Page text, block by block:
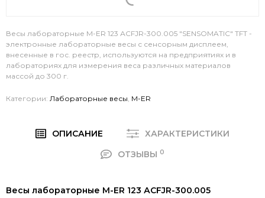
Весы лабораторные M-ER 123 АCFJR-300.005 "SENSOMATIC" TFT -
электронные лабораторные весы с сенсорным дисплеем,
внесенные в гос. реестр, используются на предприятиях и в
лабораториях для измерения веса различных материалов
массой до 300 г.
Категории: Лабораторные весы, M-ER
ОПИСАНИЕ
ХАРАКТЕРИСТИКИ
ОТЗЫВЫ 0
Весы лабораторные M-ER 123 АCFJR-300.005